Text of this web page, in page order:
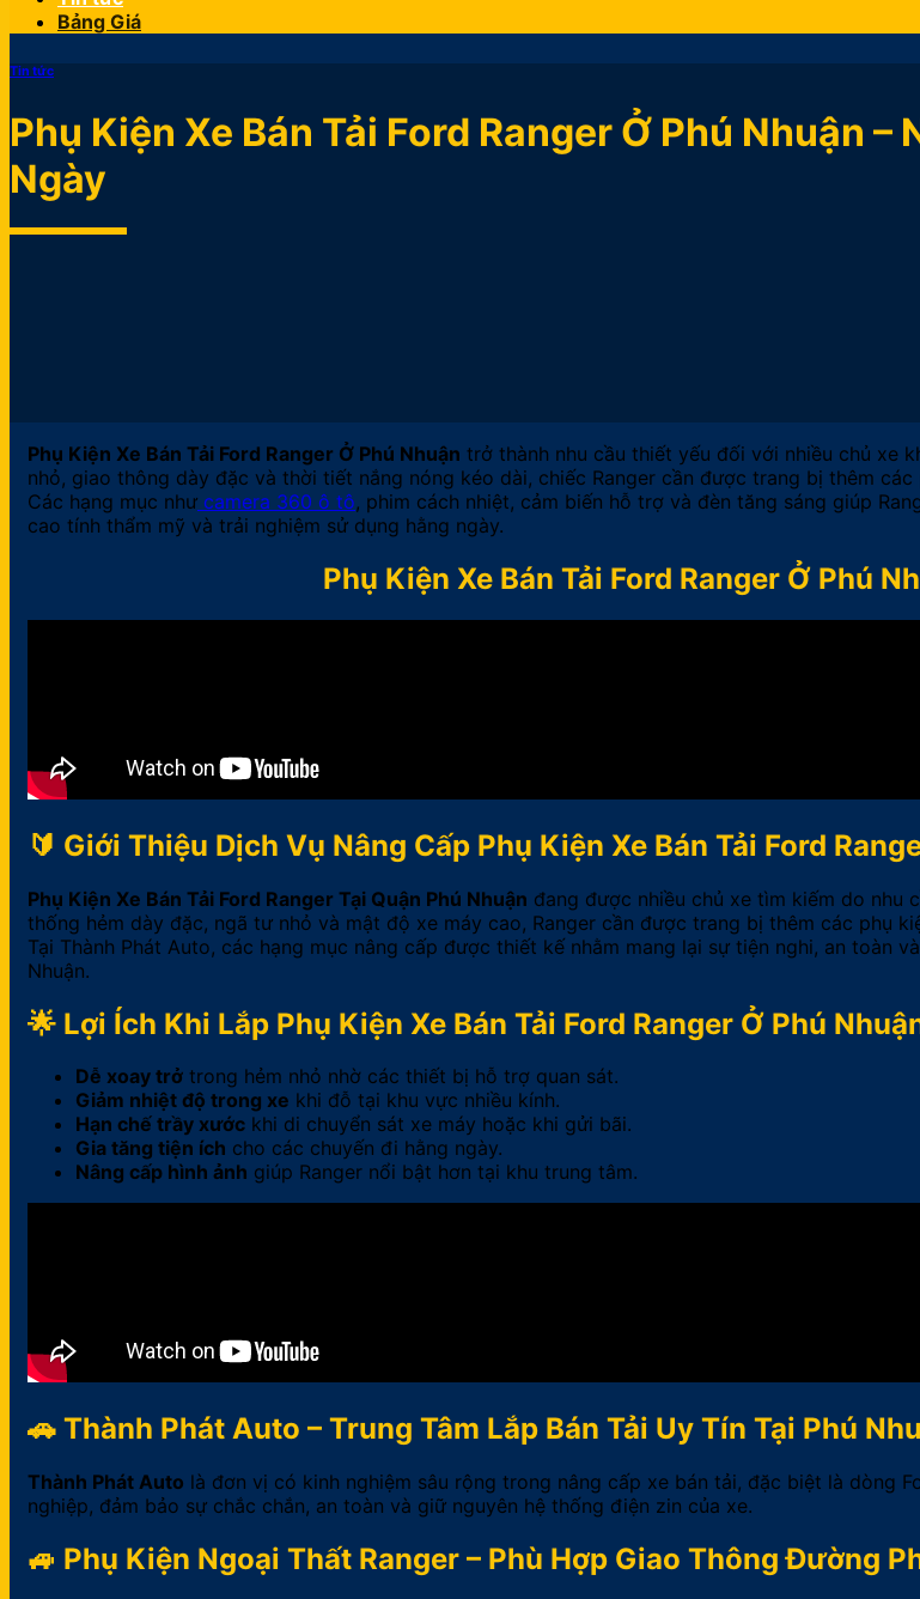
Bảng Giá
Tin tức
Phụ Kiện Xe Bán Tải Ford Ranger Ở Phú Nhuận
Ngày
Phụ Kiện Xe Bán Tải Ford Ranger Ở Phú Nhuận trở thành nhu cầu thiết yếu đối với nhiều chủ xe
nhỏ, giao thông dày đặc và thời tiết nắng nóng kéo dài, chiếc Ranger cần được trang bị thêm
Các hạng mục như camera 360 ô tô, phim cách nhiệt, cảm biến hỗ trợ và đèn tăng sáng giúp
cao tính thẩm mỹ và trải nghiệm sử dụng hằng ngày.
Phụ Kiện Xe Bán Tải Ford Ranger Ở Phú
🔰 Giới Thiệu Dịch Vụ Nâng Cấp Phụ Kiện Xe Bán Tải Ford
Phụ Kiện Xe Bán Tải Ford Ranger Tại Quận Phú Nhuận đang được nhiều chủ xe tìm kiếm do nhu
thống hẻm dày đặc, ngã tư nhỏ và mật độ xe máy cao, Ranger cần được trang bị thêm các phụ
Tại Thành Phát Auto, các hạng mục nâng cấp được thiết kế nhằm mang lại sự tiện nghi, an toàn
Nhuận.
🌟 Lợi Ích Khi Lắp Phụ Kiện Xe Bán Tải Ford Ranger Ở Phú
Dễ xoay trở trong hẻm nhỏ nhờ các thiết bị hỗ trợ quan sát.
Giảm nhiệt độ trong xe khi đỗ tại khu vực nhiều kính.
Hạn chế trầy xước khi di chuyển sát xe máy hoặc khi gửi bãi.
Gia tăng tiện ích cho các chuyến đi hằng ngày.
Nâng cấp hình ảnh giúp Ranger nổi bật hơn tại khu trung tâm.
🚗 Thành Phát Auto – Trung Tâm Lắp Bán Tải Uy Tín Tại Phú
Thành Phát Auto là đơn vị có kinh nghiệm sâu rộng trong nâng cấp xe bán tải, đặc biệt là dòng
nghiệp, đảm bảo sự chắc chắn, an toàn và giữ nguyên hệ thống điện zin của xe.
🚙 Phụ Kiện Ngoại Thất Ranger – Phù Hợp Giao Thông Đường